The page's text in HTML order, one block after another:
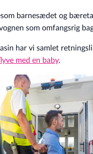
barnesædet og
som omfangsrig
har vi samlet
med en baby.